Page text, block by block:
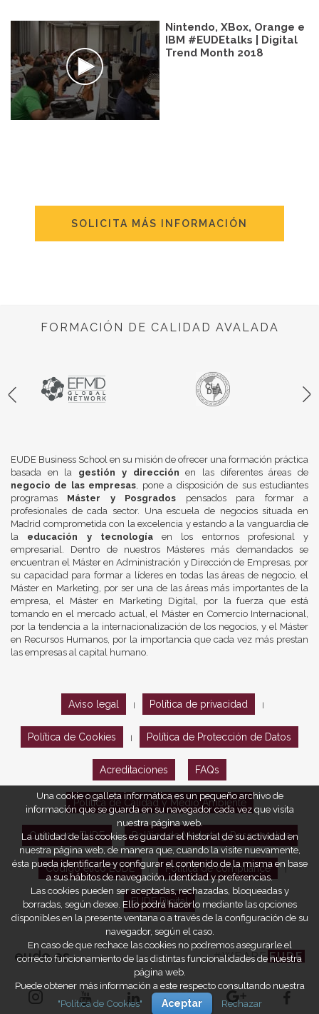
Nintendo, XBox, Orange e
IBM #EUDEtalks | Digital
Trend Month 2018
SOLICITA MÁS INFORMACIÓN
FORMACIÓN DE CALIDAD AVALADA
EUDE Business School en su misión de ofrecer una formación práctica
basada en la gestión y dirección en las diferentes áreas de
negocio de las empresas , pone a disposición de sus estudiantes
programas Máster y Posgrados pensados para formar a
profesionales de cada sector. Una escuela de negocios situada en
Madrid comprometida con la excelencia y estando a la vanguardia de
la educación y tecnologíaen los entornos profesional y
empresarial. Dentro de nuestros Másteres más demandados se
encuentran el Máster en Administración y Dirección de Empresas, por
su capacidad para formar a líderes en todas las áreas de negocio, el
Máster en Marketing, por ser una de las áreas más importantes de la
empresa, el Máster en Marketing Digital, por la fuerza que está
tomando en el mercado actual, el Máster en Comercio Internacional,
por la tendencia a la internacionalización de los negocios, y el Máster
en Recursos Humanos, por la importancia que cada vez más prestan
las empresas al capital humano.
Aviso legal Política de privacidad
Política de Cookies Política de Protección de Datos
Acreditaciones FAQs
Política de Calidad y Medio Ambiente
Opiniones EUDE Política de Marketing Responsable
Código ético EUDE Política de compliance
EUDE Digital
eude.es #WEAREEUDE
Una cookie o galleta informática es un pequeño archivo de
información que se guarda en su navegador cada vez que visita
nuestra página web.
La utilidad de las cookies es guardar el historial de su actividad en
nuestra página web, de manera que, cuando la visite nuevamente,
ésta pueda identificarle y configurar el contenido de la misma en base
a sus hábitos de navegación, identidad y preferencias.
Las cookies pueden ser aceptadas, rechazadas, bloqueadas y
borradas, según desee. Ello podrá hacerlo mediante las opciones
disponibles en la presente ventana o a través de la configuración de su
navegador, según el caso.
En caso de que rechace las cookies no podremos asegurarle el
correcto funcionamiento de las distintas funcionalidades de nuestra
página web.
Puede obtener más información a este respecto consultando nuestra
"Política de Cookies"
Aceptar Rechazar